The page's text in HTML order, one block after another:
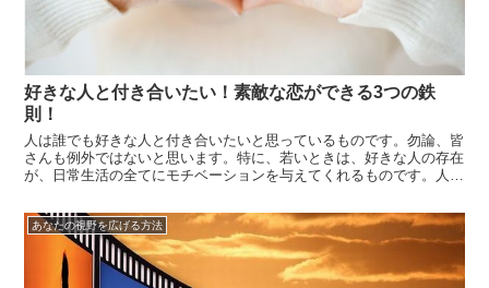
好きな人と付き合いたい！素敵な恋ができる3つの鉄
則！
人は誰でも好きな人と付き合いたいと思っているものです。勿論、皆
さんも例外ではないと思います。特に、若いときは、好きな人の存在
が、日常生活の全てにモチベーションを与えてくれるものです。人間
がいれば乗り切れる、そんなものなのではないでしょうか。でも、好
きな人と付...
あなたの視野を広げる方法